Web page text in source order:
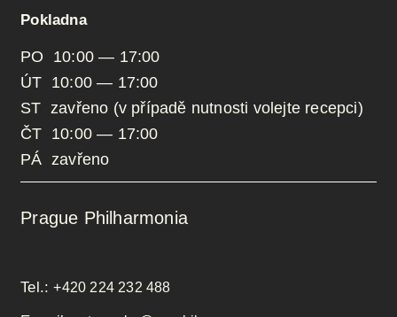
Pokladna
PO 10:00 — 17:00
ÚT 10:00 — 17:00
ST zavřeno (v případě nutnosti volejte recepci)
ČT 10:00 — 17:00
PÁ zavřeno
Prague Philharmonia
Tel.:+420 224 232 488